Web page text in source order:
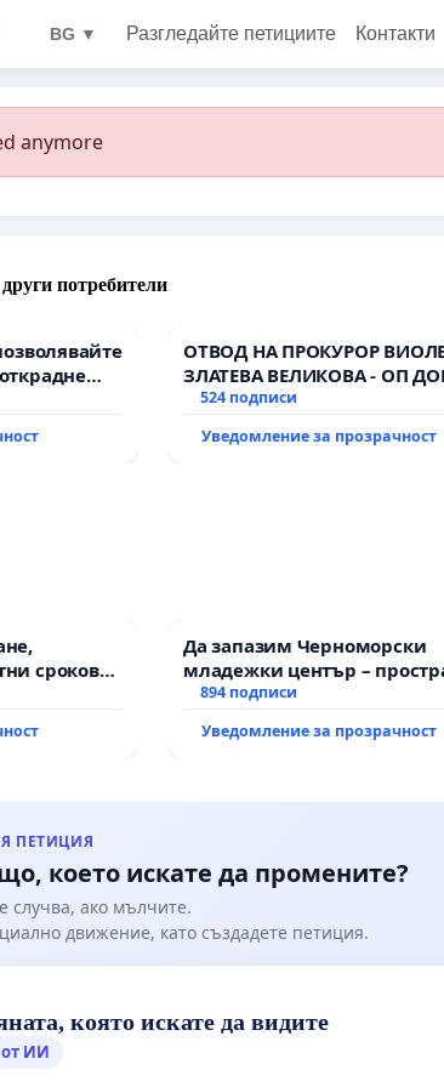
BG ▼ Разгледайте петициите Контакти
anymore
потребители
ОТВОД НА ПРОКУРОР
ЗЛАТЕВА ВЕЛИКОВА - ОП
524 подписи
Уведомление за прозрачност
срокове
пътен
Да запазим Черноморски
младежки център –
за младите на Варна
894 подписи
Уведомление за прозрачност
ПЕТИЦИЯ
което искате да промените?
случва, ако мълчите.
движение, като създадете петиция.
която искате да видите
ИИ